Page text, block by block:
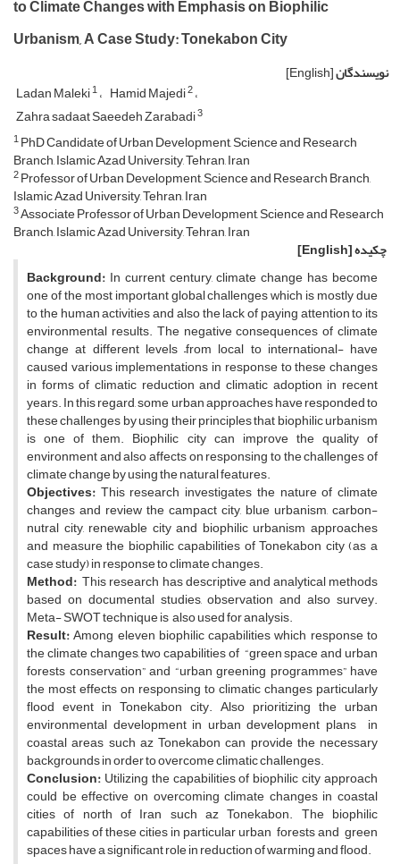
to Climate Changes with Emphasis on Biophilic
Urbanism, A Case Study: Tonekabon City
نویسندگان[English]
Ladan Maleki1 Hamid Majedi2
Zahra sadaat Saeedeh Zarabadi3
1PhD Candidate of Urban Development, Science and Research
Branch, Islamic Azad University, Tehran, Iran
2Professor of Urban Development, Science and Research Branch,
Islamic Azad University, Tehran, Iran
3Associate Professor of Urban Development, Science and Research
Branch, Islamic Azad University, Tehran, Iran
چکیده[English]
Background: In current century, climate change has become
one of the most important global challenges which is mostly due
to the human activities and also the lack of paying attention to its
environmental results. The negative consequences of climate
change at different levels –from local to international- have
caused various implementations in response to these changes
in forms of climatic reduction and climatic adoption in recent
years. In this regard, some urban approaches have responded to
these challenges by using their principles that biophilic urbanism
is one of them. Biophilic city can improve the quality of
environment and also affects on responsing to the challenges of
climate change by using the natural features.
Objectives: This research investigates the nature of climate
changes and review the campact city, blue urbanism, carbon-
nutral city, renewable city and biophilic urbanism approaches
and measure the biophilic capabilities of Tonekabon city (as a
case study) in response to climate changes.
Method: This research has descriptive and analytical methods
based on documental studies, observation and also survey.
Meta- SWOT technique is also used for analysis.
Result:Among eleven biophilic capabilities which response to
the climate changes, two capabilities of “green space and urban
forests conservation” and “urban greening programmes” have
the most effects on responsing to climatic changes particularly
flood event in Tonekabon city. Also prioritizing the urban
environmental development in urban development plans in
coastal areas such az Tonekabon can provide the necessary
backgrounds in order to overcome climatic challenges.
Conclusion:Utilizing the capabilities of biophilic city approach
could be effective on overcoming climate changes in coastal
cities of north of Iran such az Tonekabon. The biophilic
capabilities of these cities in particular urban forests and green
spaces have a significant role in reduction of warming and flood.